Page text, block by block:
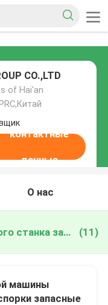
CO.,LTD
of Hai'an
контактные
данные
О нас
Китай Части шлифовального станка запасные (11)
машины
запасные